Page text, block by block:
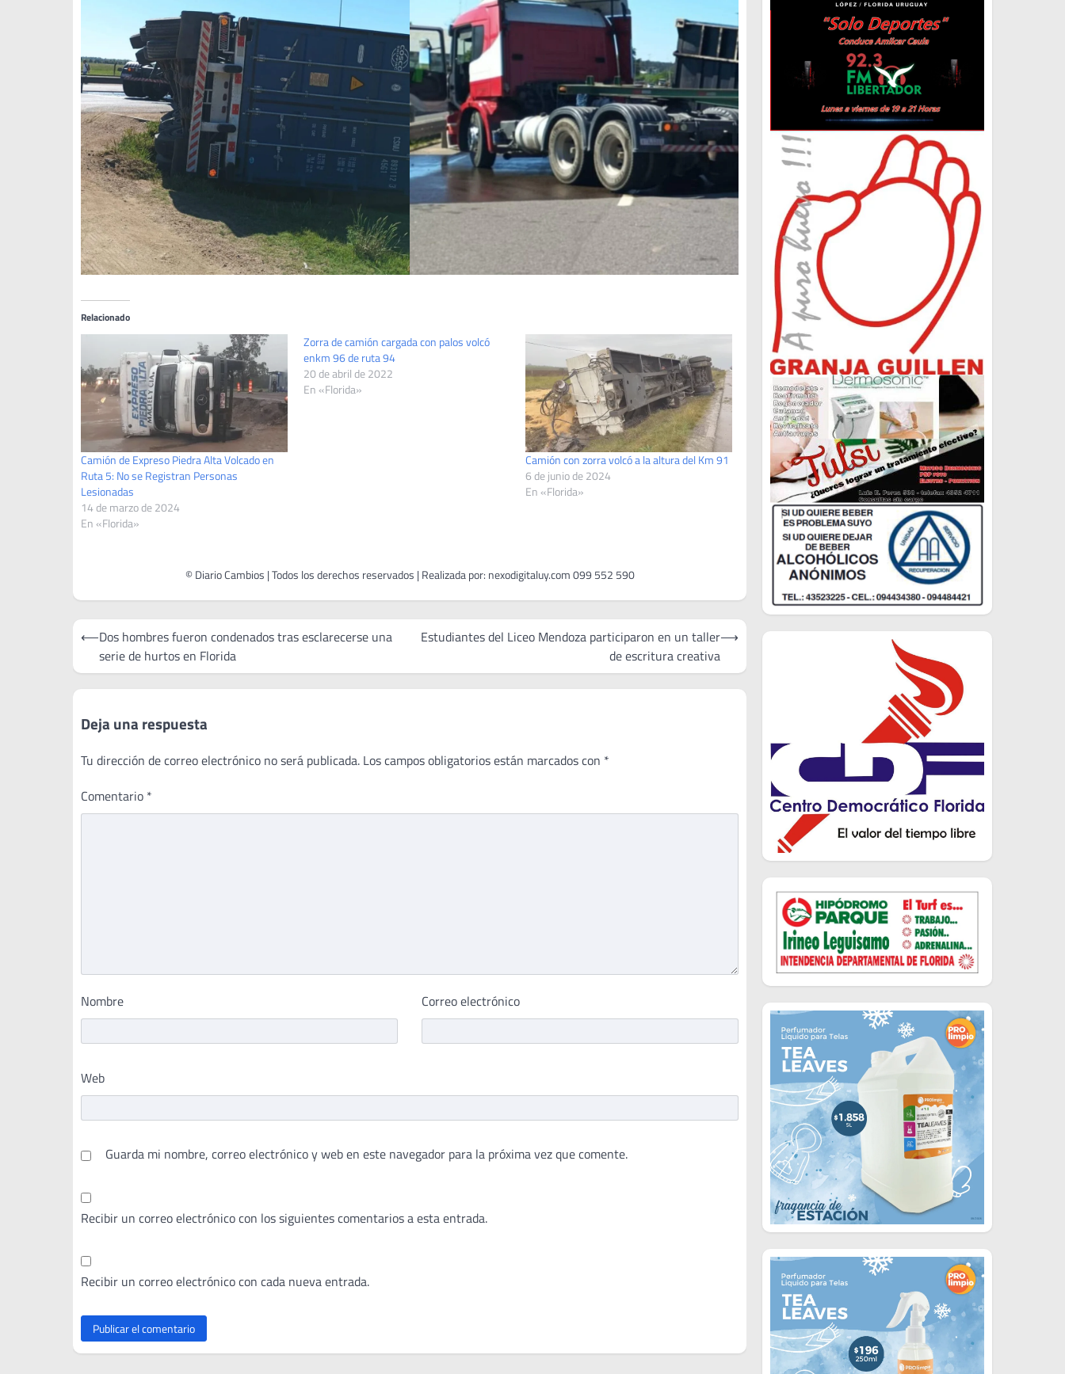
Relacionado
Camión de Expreso Piedra Alta Volcado en
Ruta 5: No se Registran Personas
Lesionadas
14 de marzo de 2024
En «Florida»
Zorra de camión cargada con palos volcó
enkm 96 de ruta 94
20 de abril de 2022
En «Florida»
Camión con zorra volcó a la altura del Km 91
6 de junio de 2024
En «Florida»
Navegación
entradas
⟵Dos hombres fueron condenados tras esclarecerse una
serie de hurtos en Florida
Estudiantes del Liceo Mendoza participaron en un taller
de escritura creativa
⟶
Deja una respuesta
Tu dirección de correo electrónico no será publicada. Los campos obligatorios están marcados con *
Comentario *
Nombre Correo electrónico
Web
Guarda mi nombre, correo electrónico y web en este navegador para la próxima vez que comente.
Recibir un correo electrónico con los siguientes comentarios a esta entrada.
Recibir un correo electrónico con cada nueva entrada.